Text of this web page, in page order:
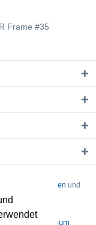
Frame #35
Versandkosten und
beschrieben
Impressum